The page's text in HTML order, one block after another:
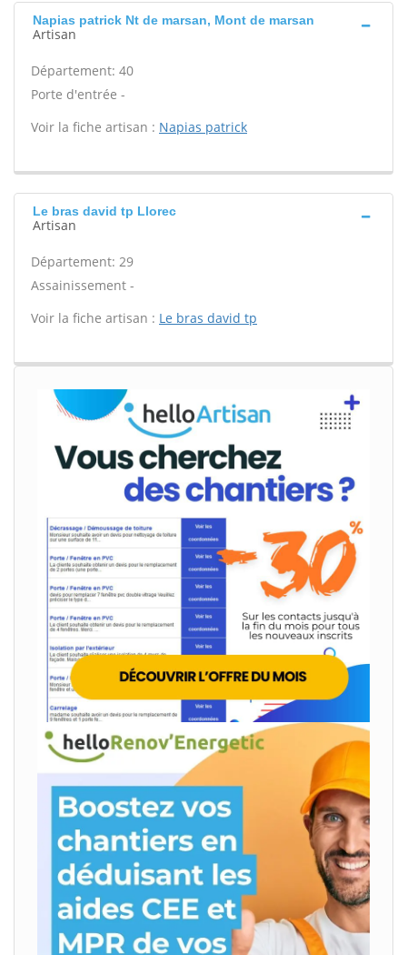
Napias patrick Nt de marsan, Mont de marsan
Artisan
Département: 40
Porte d'entrée -
Voir la fiche artisan : Napias patrick
Le bras david tp Llorec
Artisan
Département: 29
Assainissement -
Voir la fiche artisan : Le bras david tp